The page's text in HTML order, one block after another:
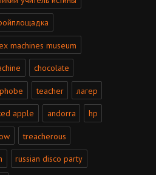
machines museum
chocolate
teacher лагер
apple andorra hp
treacherous
russian disco party